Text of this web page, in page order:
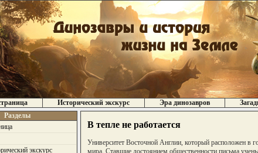
Исторический экскурс Эра динозавров
Разделы
экскурс
В тепле не работается
Университет Восточной Англии, который расположен в
мира. Ставшие достоянием общественности письма